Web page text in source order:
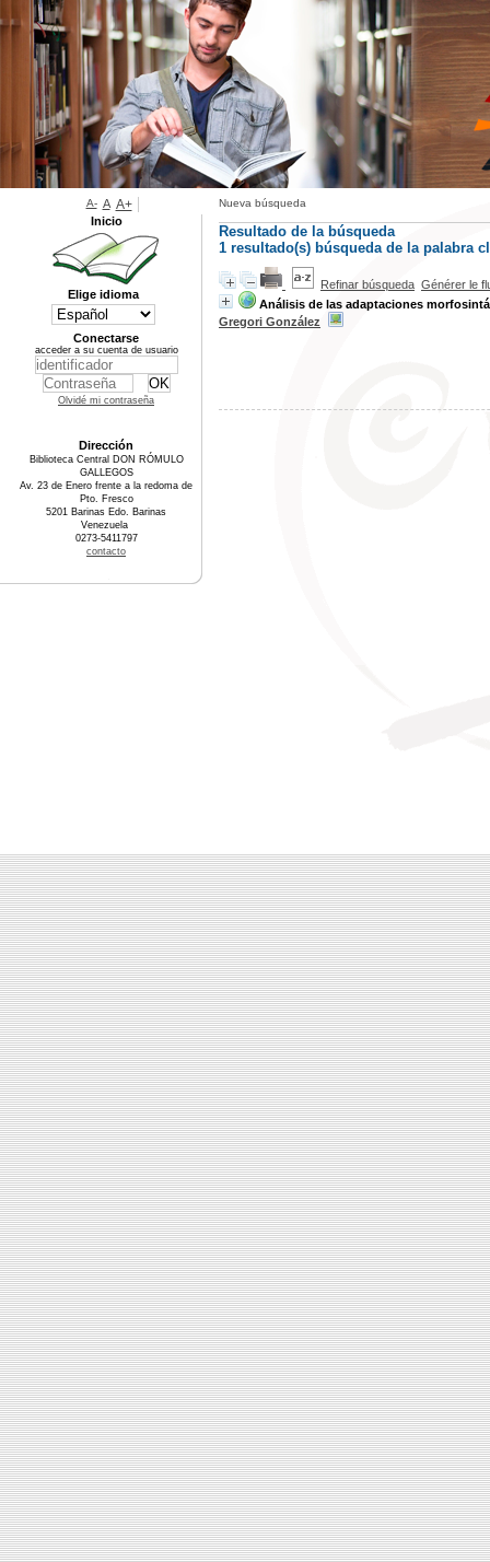
Nueva búsqueda
Resultado de la búsqueda
1 resultado(s) búsqueda de la palabra
Refinar búsqueda Générer le
Análisis de las adaptaciones
Gregori González
A- A A+
Inicio
Elige idioma
Conectarse
acceder a su cuenta de usuario
Olvidé mi contraseña
Dirección
Biblioteca Central DON RÓMULO
GALLEGOS
Av. 23 de Enero frente a la redoma de
Pto. Fresco
5201 Barinas Edo. Barinas
Venezuela
0273-5411797
contacto